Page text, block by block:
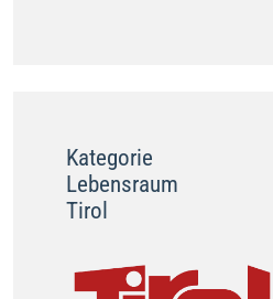
Kategorie
Lebensraum
Tirol